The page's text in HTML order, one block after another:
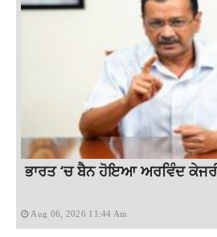
ਭਾਰਤ ‘ਚ ਬੈਨ ਹੋਇਆ ਅਰਵਿੰਦ
Aug 06, 2026 11:44 Am